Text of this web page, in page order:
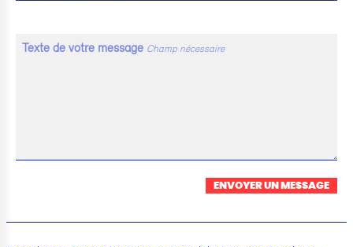
Texte de votre message Champ nécessaire